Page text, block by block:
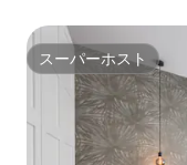
スーパーホスト
スーパーホスト